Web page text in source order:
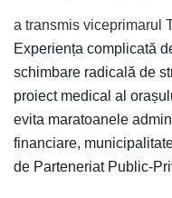
a transmis viceprimarul
Experiența complicată
schimbare radicală de
proiect medical al
evita maratoanele
financiare,
de Parteneriat Public-